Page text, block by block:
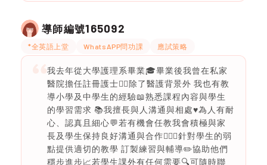
導師編號165092
*全英語上堂 WhatsAPP問功課 應試策略
我去年從大學護理系畢業🎓畢業後我曾在私家
醫院擔任註冊護士👩‍⚕️除了醫護背景外 我也有教
導小學及中學生的經驗📖熟悉課程內容與學生
的學習需求 📚我擅長與人溝通與相處♥️為人有耐
心、認真且細心💬若有機會任教我會積極與家
長及學生保持良好溝通與合作🙇🏻‍♀️針對學生的弱
點提供適切的教學 訂製練習與輔導✏️協助他們
穩步進步📈若學生課外有任何需要🔍可隨時聯